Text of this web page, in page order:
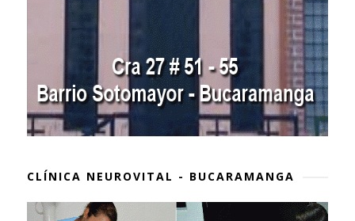
CLÍNICA NEUROVITAL - BUCARAMANGA